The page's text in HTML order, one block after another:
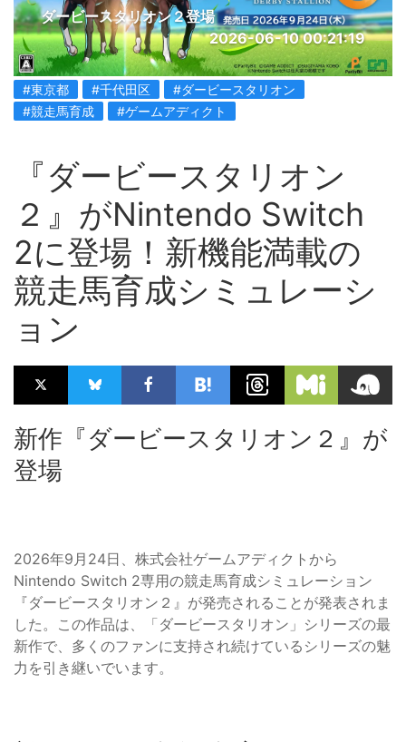
ダービースタリオン２登場
2026-06-10 00:21:19
#東京都 #千代田区
#ダービースタリオン
#競走馬育成
#ゲームアディクト
『ダービースタリオン
２』がNintendo Switch
2に登場！新機能満載の
競走馬育成シミュレーシ
ョン
新作『ダービースタリオン２』が
登場
2026年9月24日、株式会社ゲームアディクトから
Nintendo Switch 2専用の競走馬育成シミュレーション
『ダービースタリオン２』が発売されることが発表されま
した。この作品は、「ダービースタリオン」シリーズの最
新作で、多くのファンに支持され続けているシリーズの魅
力を引き継いでいます。